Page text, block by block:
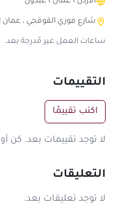
شارع فوزي القوقجي ، عمان
ساعات العمل غير مُدرجة بعد.
التقييمات
اكتب تقييمًا
لا توجد تقييمات بعد. كن
التعليقات
لا توجد تعليقات بعد.